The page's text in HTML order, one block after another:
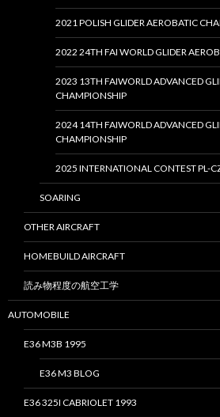
2021 POLISH GLIDER AEROBATIC
2022 24TH FAI WORLD GLIDER
2023 13TH FAIWORLD ADVANCED
CHAMPIONSHIP
2024 14TH FAIWORLD ADVANCED
CHAMPIONSHIP
2025 INTERNATIONAL CONTEST PL-
SOARING
OTHER AIRCRAFT
HOMEBUILD AIRCRAFT
読み物程度の航空工学
AUTOMOBILE
E36 M3B 1995
E36 M3 BLOG
E36 325I CABRIOLET 1993